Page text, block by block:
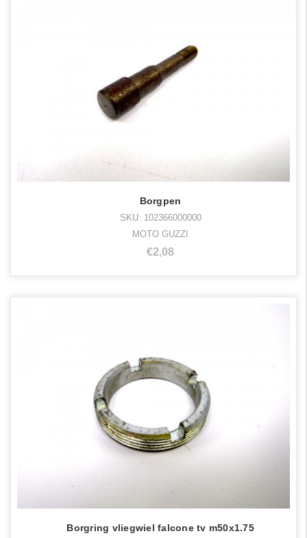
Borgpen
SKU: 102366000000
MOTO GUZZI
€2,08
Borgring vliegwiel falcone tv m50x1.75